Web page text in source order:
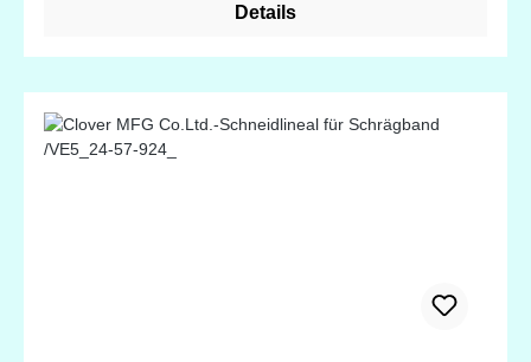
Details